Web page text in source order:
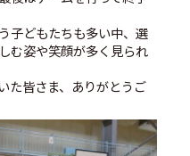
子どもたちも多い中、選
む姿や笑顔が多く見られ
た皆さま、ありがとうご